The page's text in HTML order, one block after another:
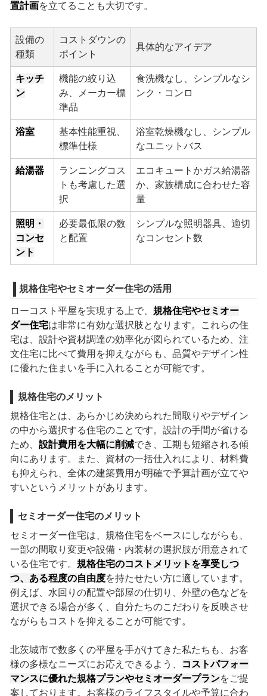
置計画を立てることも大切です。
設備の
種類
コストダウンの
ポイント
具体的なアイデア
キッチ
ン
機能の絞り込
み、メーカー標
準品
食洗機なし、シンプルなシ
ンク・コンロ
浴室
基本性能重視、
標準仕様
浴室乾燥機なし、シンプル
なユニットバス
給湯器
ランニングコス
トも考慮した選
択
エコキュートかガス給湯器
か、家族構成に合わせた容
量
照明・
コンセ
ント
必要最低限の数
と配置
シンプルな照明器具、適切
なコンセント数
規格住宅やセミオーダー住宅の活用
ローコスト平屋を実現する上で、 規格住宅やセミオー
ダー住宅は非常に有効な選択肢となります。これらの住
宅は、設計や資材調達の効率化が図られているため、注
文住宅に比べて費用を抑えながらも、品質やデザイン性
に優れた住まいを手に入れることが可能です。
規格住宅のメリット
規格住宅とは、あらかじめ決められた間取りやデザイン
の中から選択する住宅のことです。設計の手間が省ける
ため、 設計費用を大幅に削減でき、工期も短縮される傾
向にあります。また、資材の一括仕入れにより、材料費
も抑えられ、全体の建築費用が明確で予算計画が立てや
すいというメリットがあります。
セミオーダー住宅のメリット
セミオーダー住宅は、規格住宅をベースにしながらも、
一部の間取り変更や設備・内装材の選択肢が用意されて
いる住宅です。 規格住宅のコストメリットを享受しつ
つ、ある程度の自由度を持たせたい方に適しています。
例えば、水回りの配置や部屋の仕切り、外壁の色などを
選択できる場合が多く、自分たちのこだわりを反映させ
ながらもコストを抑えることが可能です。
北茨城市で数多くの平屋を手がけてきた私たちも、お客
様の多様なニーズにお応えできるよう、
コストパフォー
マンスに優れた規格プランやセミオーダープランをご提
案しております。お客様のライフスタイルや予算に合わ